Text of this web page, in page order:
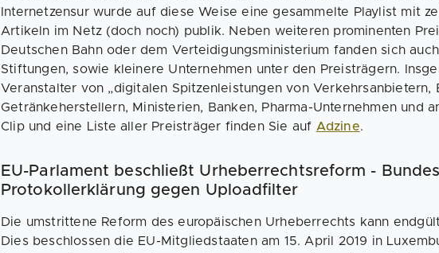
Internetzensur wurde auf diese Weise eine gesammelte Playlist mit
Artikeln im Netz (doch noch) publik. Neben weiteren prominenten
Deutschen Bahn oder dem Verteidigungsministerium fanden sich
Stiftungen, sowie kleinere Unternehmen unter den Preisträgern.
Veranstalter von „digitalen Spitzenleistungen von Verkehrsanbietern,
Getränkeherstellern, Ministerien, Banken, Pharma-Unternehmen und
Clip und eine Liste aller Preisträger finden Sie auf Adzine.
EU-Parlament beschließt Urheberrechtsreform -
Protokollerklärung gegen Uploadfilter
Die umstrittene Reform des europäischen Urheberrechts kann
Dies beschlossen die EU-Mitgliedstaaten am 15. April 2019 in